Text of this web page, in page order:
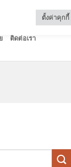
ติดต่อเรา
ตั้งค่าคุกกี้